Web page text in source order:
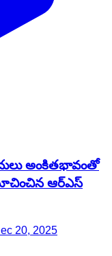
అంకితభావంతో
ఆర్ఎస్
20, 2025